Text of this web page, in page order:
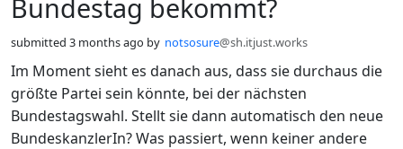
Bundestag bekommt?
submitted 3 months ago by notsosure@sh.itjust.works
Im Moment sieht es danach aus, dass sie durchaus die
größte Partei sein könnte, bei der nächsten
Bundestagswahl. Stellt sie dann automatisch den neue
BundeskanzlerIn? Was passiert, wenn keiner andere